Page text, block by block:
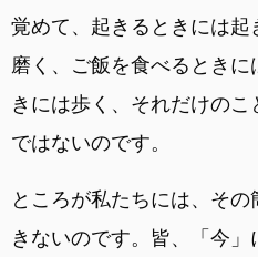
覚めて、起きるときには
磨く、ご飯を食べるときに
きには歩く、それだけの
ではないのです。
ところが私たちには、そ
きないのです。皆、「今